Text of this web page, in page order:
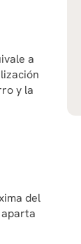
a
y la
del
aparta